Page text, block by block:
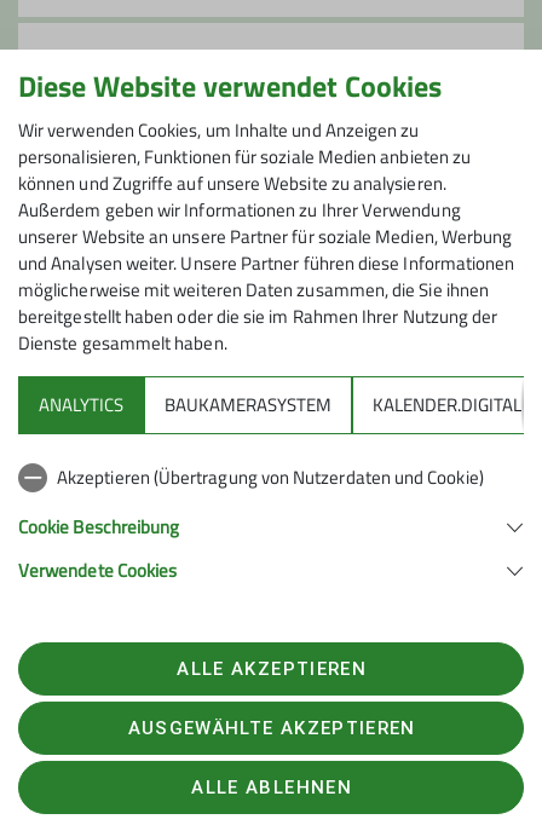
Preis
Fahrtkosten pro PKW: 57,- €
Maximale Teilnehmeranzahl
7
DAV Infos zu Bergsport allgemein
Deutscher Alpenverein (DAV) Friedrichshafen e.V.
Telefon +49754122361
Datenschutz-Einstellungen
Impressum
Datenschutzerklärung
Teilnahmebedingungen
Diese Website verwendet Cookies
Wir verwenden Cookies, um Inhalte und Anzeigen zu
personalisieren, Funktionen für soziale Medien anbieten zu
können und Zugriffe auf unsere Website zu analysieren.
Außerdem geben wir Informationen zu Ihrer Verwendung
unserer Website an unsere Partner für soziale Medien, Werbung
und Analysen weiter. Unsere Partner führen diese Informationen
möglicherweise mit weiteren Daten zusammen, die Sie ihnen
bereitgestellt haben oder die sie im Rahmen Ihrer Nutzung der
Dienste gesammelt haben.
ANALYTICS BAUKAMERASYSTEM KALENDER.DIGITAL
Akzeptieren (Übertragung von Nutzerdaten und Cookie)
Cookie Beschreibung
Verwendete Cookies
ALLE AKZEPTIEREN
AUSGEWÄHLTE AKZEPTIEREN
ALLE ABLEHNEN